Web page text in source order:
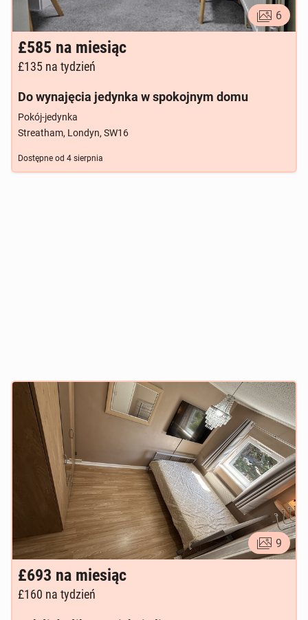
6
£585 na miesiąc
£135 na tydzień
Do wynajęcia jedynka w spokojnym domu
Pokój-jedynka
Streatham, Londyn, SW16
Dostępne od 4 sierpnia
9
£693 na miesiąc
£160 na tydzień